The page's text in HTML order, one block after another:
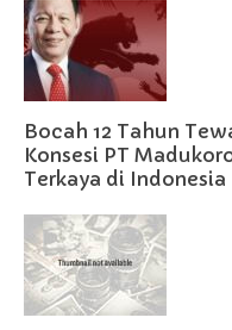
Bocah 12 Tahun
Konsesi PT
Terkaya di Indonesia